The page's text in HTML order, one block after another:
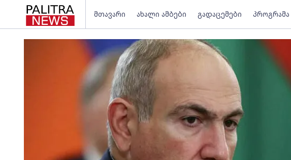
მთავარი ახალი ამბები გადაცემები პროგრამა